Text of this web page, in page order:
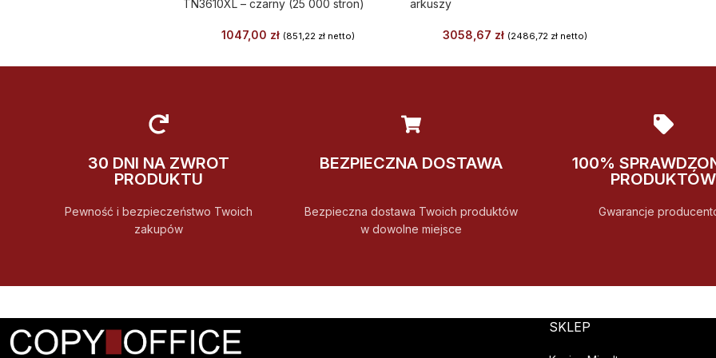
TN3610XL – czarny (25 000 stron)
1047,00 zł (851,22 zł netto)
arkuszy
3058,67 zł (2486,72 zł netto)
30 DNI NA ZWROT
PRODUKTU
Pewność i bezpieczeństwo Twoich
zakupów
BEZPIECZNA DOSTAWA
Bezpieczna dostawa Twoich produktów
w dowolne miejsce
100%
PRODUKTÓW
Gwarancje
SKLEP